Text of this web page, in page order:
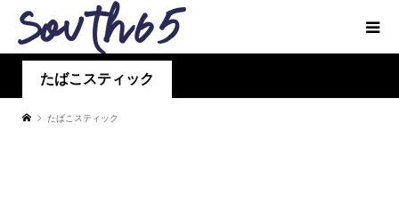
たばこスティック
たばこスティック